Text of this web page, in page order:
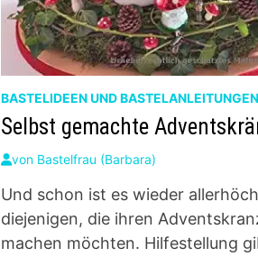
BASTELIDEEN UND BASTELANLEITUNGEN
Selbst gemachte
von Bastelfrau (Barbara)
Und schon ist es wieder
diejenigen, die ihren
machen möchten. Hilfestellung